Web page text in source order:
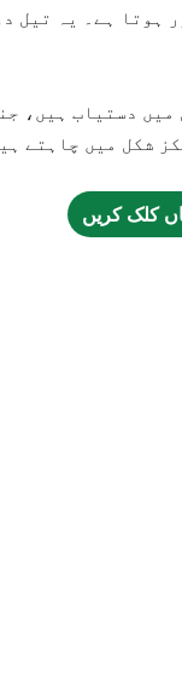
ہوتا ہے۔ یہ تیل
میں دستیاب ہیں،
شکل میں چاہتے
کلک کریں